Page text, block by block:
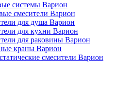
системы Варион
смесители Варион
для душа Варион
для кухни Варион
для раковины Варион
краны Варион
смесители Варион